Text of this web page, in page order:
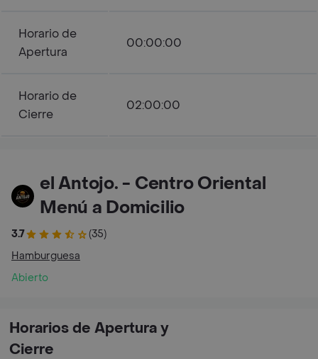
Horario de
Apertura
00:00:00
Horario de
Cierre
02:00:00
el Antojo. - Centro Oriental
Menú a Domicilio
3.7
(35)
Hamburguesa
Abierto
Horarios de Apertura y
Cierre